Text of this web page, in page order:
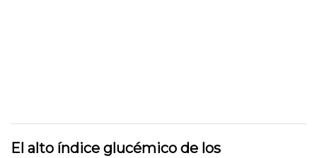
El alto índice glucémico de los